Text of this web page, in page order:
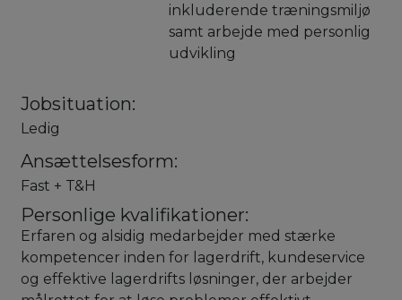
inkluderende træningsmiljø
samt arbejde med personlig
udvikling
Jobsituation:
Ledig
Ansættelsesform:
Fast + T&H
Personlige kvalifikationer:
Erfaren og alsidig medarbejder med stærke
kompetencer inden for lagerdrift, kundeservice
og effektive lagerdrifts løsninger, der arbejder